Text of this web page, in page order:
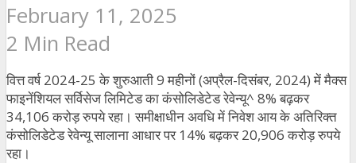
February 11, 2025
2 Min Read
वित्त वर्ष 2024-25 के शुरुआती 9 महीनों (अप्रैल-दिसंबर, 2024) में मैक्स
फाइनेंशियल सर्विसेज लिमिटेड का कंसोलिडेटेड रेवेन्यू^ 8% बढ़कर
34,106 करोड़ रुपये रहा। समीक्षाधीन अवधि में निवेश आय के अतिरिक्त
कंसोलिडेटेड रेवेन्यू सालाना आधार पर 14% बढ़कर 20,906 करोड़ रुपये
रहा।